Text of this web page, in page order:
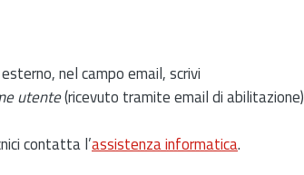
nel campo email, scrivi
utente(ricevuto tramite email di abilitazione)
contatta l’assistenza informatica.